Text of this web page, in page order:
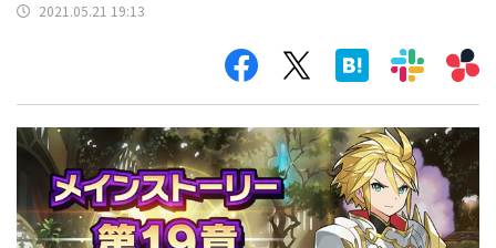
2021.05.21 19:13